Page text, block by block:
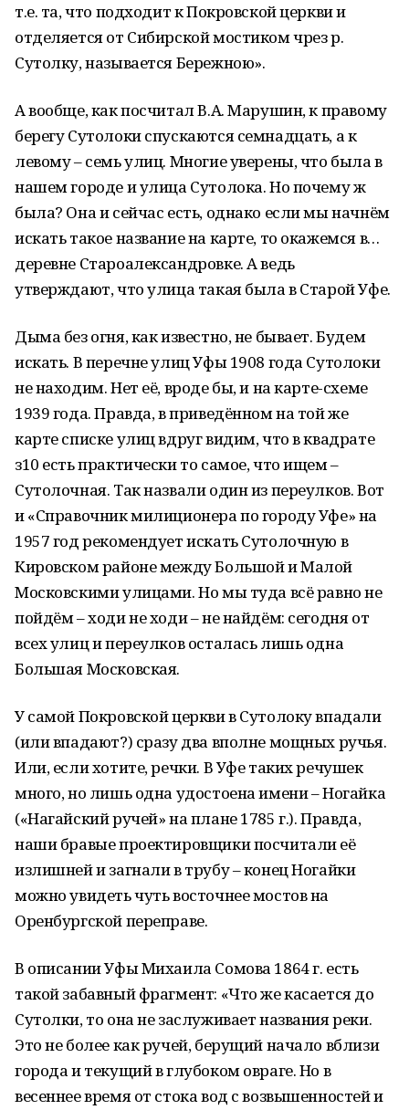
т.е. та, что подходит к Покровской церкви и
отделяется от Сибирской мостиком чрез р.
Сутолку, называется Бережною».
А вообще, как посчитал В.А. Марушин, к правому
берегу Сутолоки спускаются семнадцать, а к
левому – семь улиц. Многие уверены, что была в
нашем городе и улица Сутолока. Но почему ж
была? Она и сейчас есть, однако если мы начнём
искать такое название на карте, то окажемся в…
деревне Староалександровке. А ведь
утверждают, что улица такая была в Старой Уфе.
Дыма без огня, как известно, не бывает. Будем
искать. В перечне улиц Уфы 1908 года Сутолоки
не находим. Нет её, вроде бы, и на карте-схеме
1939 года. Правда, в приведённом на той же
карте списке улиц вдруг видим, что в квадрате
з10 есть практически то самое, что ищем –
Сутолочная. Так назвали один из переулков. Вот
и «Справочник милиционера по городу Уфе» на
1957 год рекомендует искать Сутолочную в
Кировском районе между Большой и Малой
Московскими улицами. Но мы туда всё равно не
пойдём – ходи не ходи – не найдём: сегодня от
всех улиц и переулков осталась лишь одна
Большая Московская.
У самой Покровской церкви в Сутолоку впадали
(или впадают?) сразу два вполне мощных ручья.
Или, если хотите, речки. В Уфе таких речушек
много, но лишь одна удостоена имени – Ногайка
(«Нагайский ручей» на плане 1785 г.). Правда,
наши бравые проектировщики посчитали её
излишней и загнали в трубу – конец Ногайки
можно увидеть чуть восточнее мостов на
Оренбургской переправе.
В описании Уфы Михаила Сомова 1864 г. есть
такой забавный фрагмент: «Что же касается до
Сутолки, то она не заслуживает названия реки.
Это не более как ручей, берущий начало вблизи
города и текущий в глубоком овраге. Но в
весеннее время от стока вод с возвышенностей и